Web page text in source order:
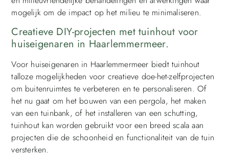
mogelijk om de impact op het milieu te minimaliseren.
Creatieve DIY-projecten met tuinhout voor
huiseigenaren in Haarlemmermeer.
Voor huiseigenaren in Haarlemmermeer biedt tuinhout
talloze mogelijkheden voor creatieve doe-het-zelfprojecten
om buitenruimtes te verbeteren en te personaliseren. Of
het nu gaat om het bouwen van een pergola, het maken
van een tuinbank, of het installeren van een schutting,
tuinhout kan worden gebruikt voor een breed scala aan
projecten die de schoonheid en functionaliteit van de tuin
versterken.